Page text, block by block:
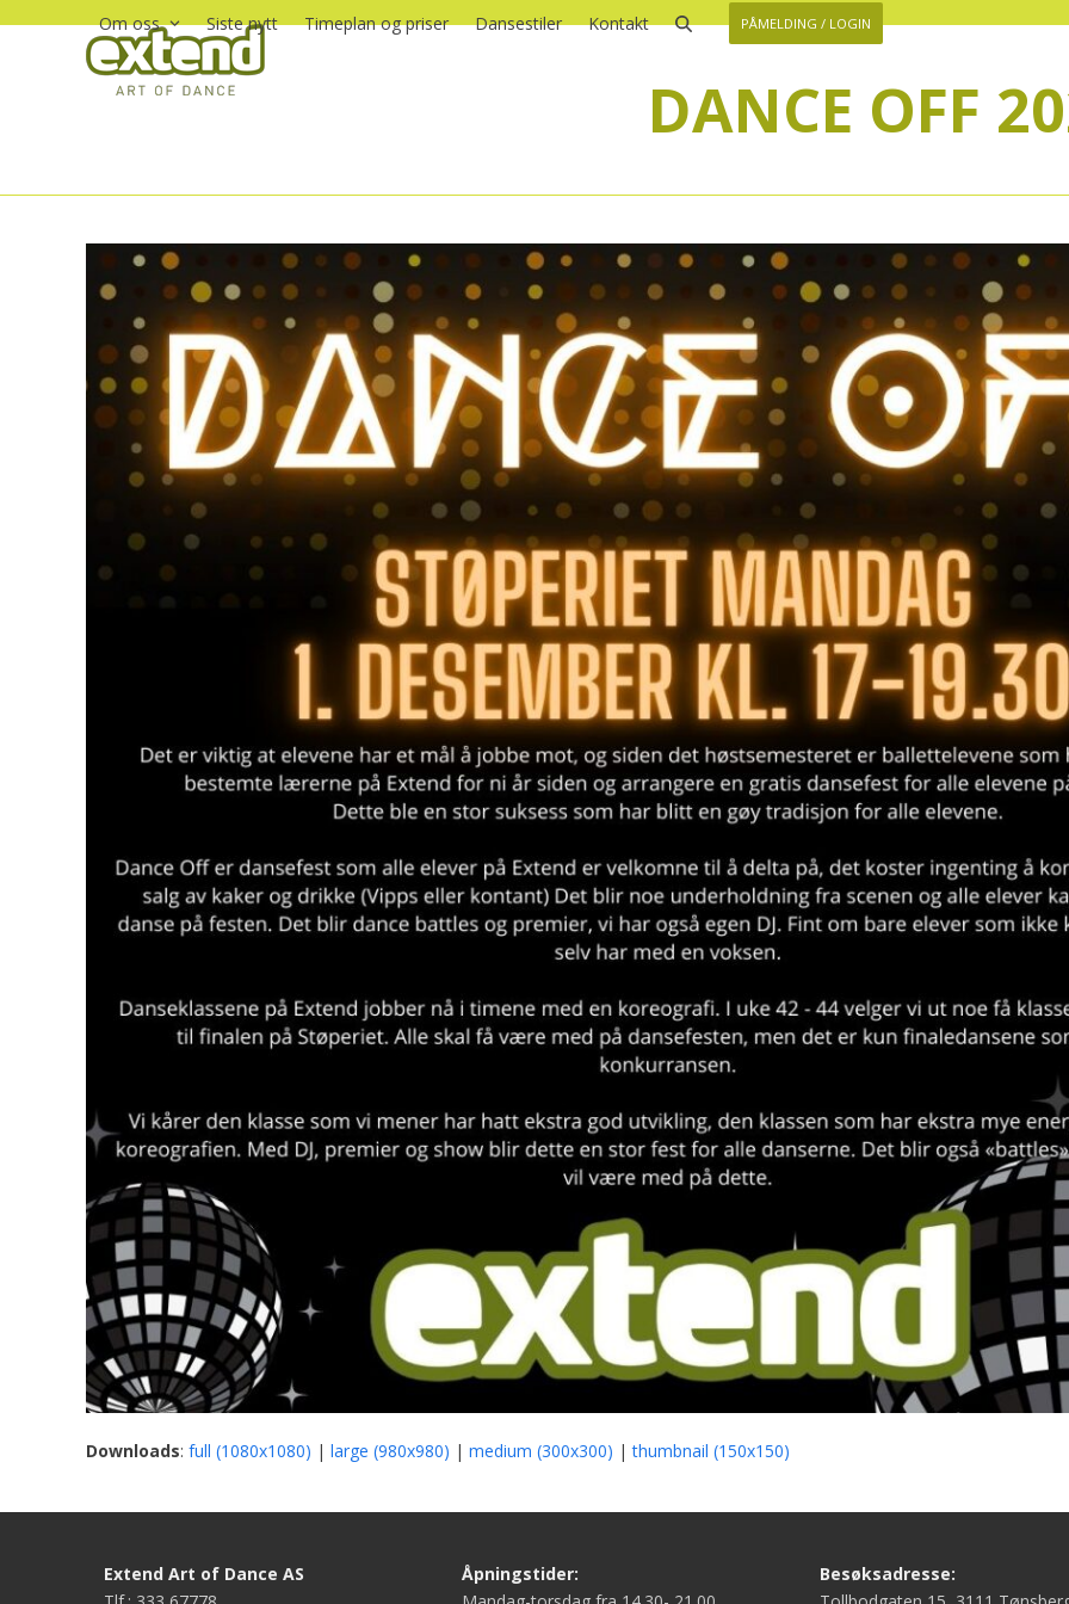
PÅMELDING / LOGIN
Om oss Siste nytt Timeplan og priser Dansestiler Kontakt
DANCE OFF
Downloads: full (1080x1080) | large (980x980) | medium (300x300) |thumbnail (150x150)
Extend Art of Dance AS
Åpningstider:
Besøksadresse: